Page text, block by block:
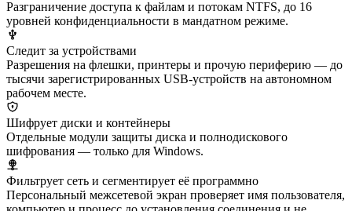
Разграничение доступа к файлам и потокам NTFS, до 16
уровней конфиденциальности в мандатном режиме.
Следит за устройствами
Разрешения на флешки, принтеры и прочую периферию — до
тысячи зарегистрированных USB-устройств на автономном
рабочем месте.
Шифрует диски и контейнеры
Отдельные модули защиты диска и полнодискового
шифрования — только для Windows.
Фильтрует сеть и сегментирует её программно
Персональный межсетевой экран проверяет имя пользователя,